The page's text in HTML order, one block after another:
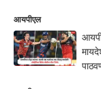
आयपीएल